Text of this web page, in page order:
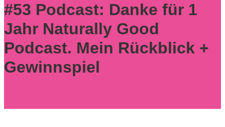
#53 Podcast: Danke für 1
Jahr Naturally Good
Podcast. Mein Rückblick +
Gewinnspiel